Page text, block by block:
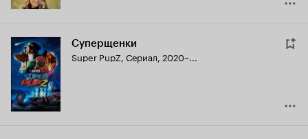
Суперщенки
Super PupZ, Сериал, 2020–...